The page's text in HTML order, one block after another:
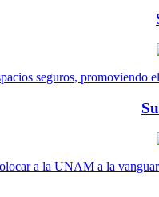
seguros,
a la UNAM a la